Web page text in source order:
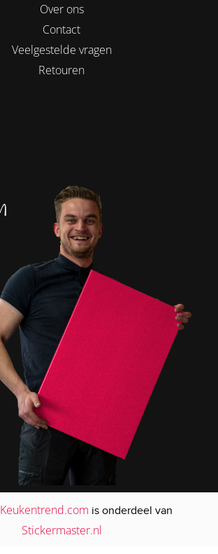
Over ons
Contact
Veelgestelde vragen
Retouren
Keukentrend.com is onderdeel van
Stickermaster.nl